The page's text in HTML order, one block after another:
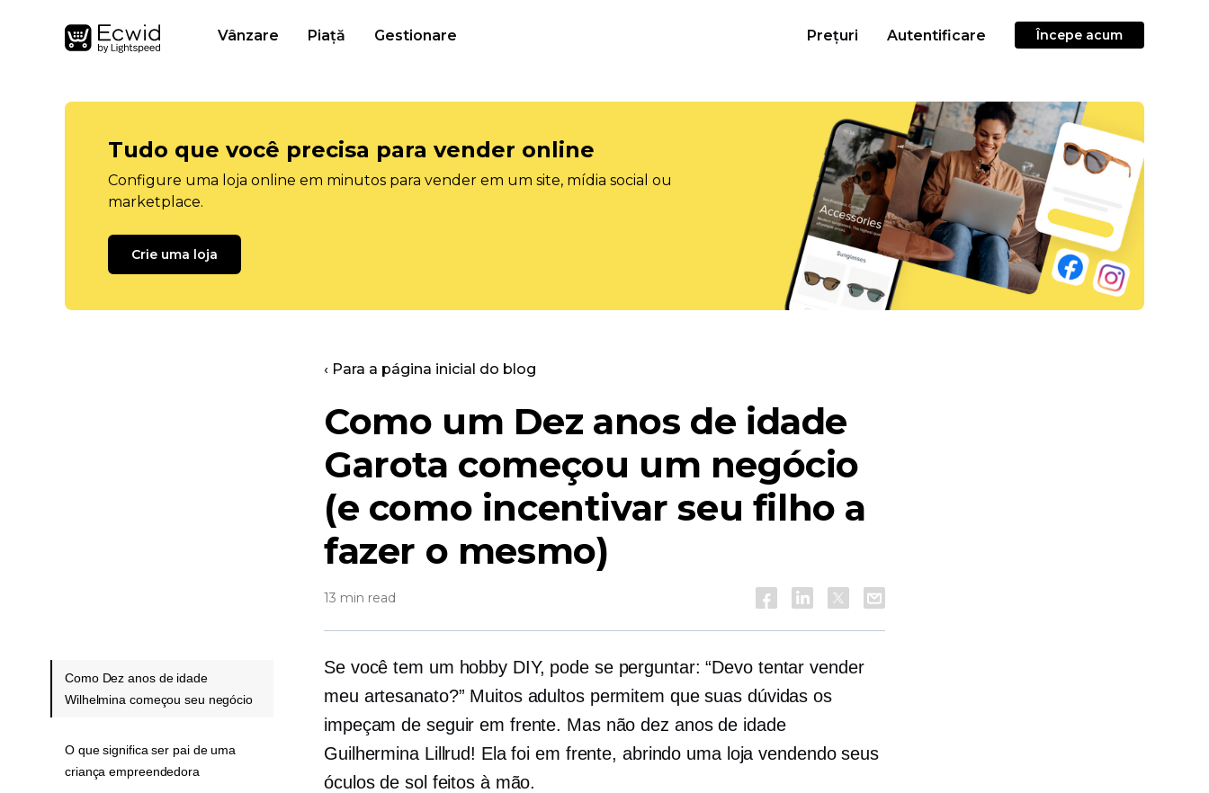
Vânzare Piață Gestionare Prețuri Autentificare Începe acum
Tudo que você precisa para vender online
Configure uma loja online em minutos para vender em um site, mídia social ou
marketplace.
Crie uma loja
‹ Para a página inicial do blog
Como um Dez anos de idade
Garota começou um negócio
(e como incentivar seu filho a
fazer o mesmo)
13 min read
Se você tem um hobby DIY, pode se perguntar: “Devo tentar vender
meu artesanato?” Muitos adultos permitem que suas dúvidas os
impeçam de seguir em frente. Mas nãodez anos de idade
Guilhermina Lillrud! Ela foi em frente, abrindo uma loja vendendo seus
óculos de sol feitos à mão.
Como Dez anos de idade
Wilhelmina começou seu negócio
O que significa ser pai de uma
criança empreendedora